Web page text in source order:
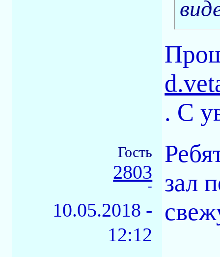
. С
Гость
2803
-
10.05.2018 -
12:12
зал